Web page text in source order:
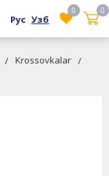
0
0
Рус Узб
Krossovkalar